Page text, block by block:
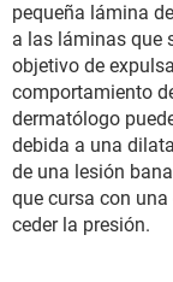
pequeña lámina
a las láminas que
objetivo de
comportamiento
dermatólogo
debida a una
de una lesión
que cursa con
ceder la presión.